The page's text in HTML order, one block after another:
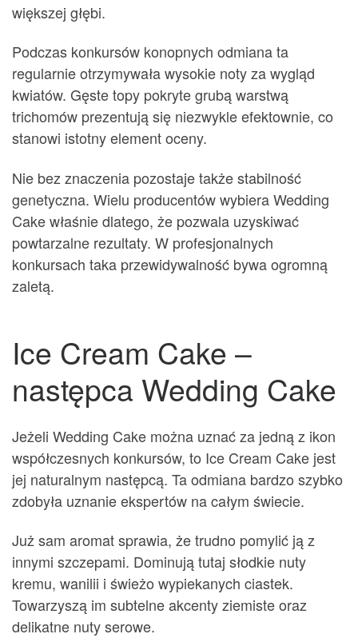
większej głębi.
Podczas konkursów konopnych odmiana ta
regularnie otrzymywała wysokie noty za wygląd
kwiatów. Gęste topy pokryte grubą warstwą
trichomów prezentują się niezwykle efektownie, co
stanowi istotny element oceny.
Nie bez znaczenia pozostaje także stabilność
genetyczna. Wielu producentów wybiera Wedding
Cake właśnie dlatego, że pozwala uzyskiwać
powtarzalne rezultaty. W profesjonalnych
konkursach taka przewidywalność bywa ogromną
zaletą.
Ice Cream Cake –
następca Wedding Cake
Jeżeli Wedding Cake można uznać za jedną z ikon
współczesnych konkursów, to Ice Cream Cake jest
jej naturalnym następcą. Ta odmiana bardzo szybko
zdobyła uznanie ekspertów na całym świecie.
Już sam aromat sprawia, że trudno pomylić ją z
innymi szczepami. Dominują tutaj słodkie nuty
kremu, wanilii i świeżo wypiekanych ciastek.
Towarzyszą im subtelne akcenty ziemiste oraz
delikatne nuty serowe.